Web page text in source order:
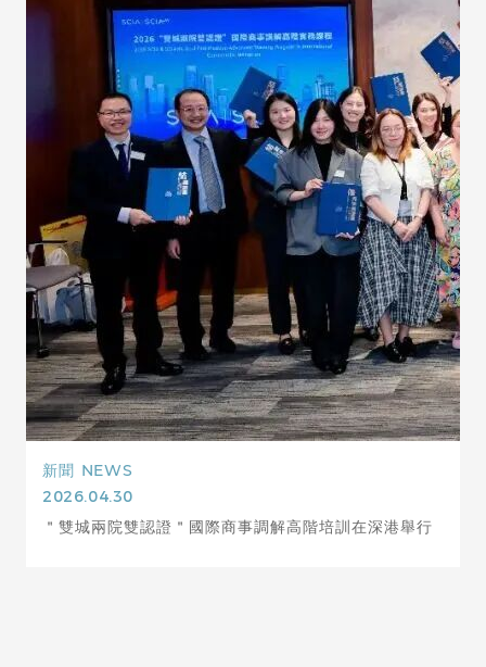
新聞 NEWS
2026.04.30
＂雙城兩院雙認證＂國際商事調解高階培訓在深港舉行